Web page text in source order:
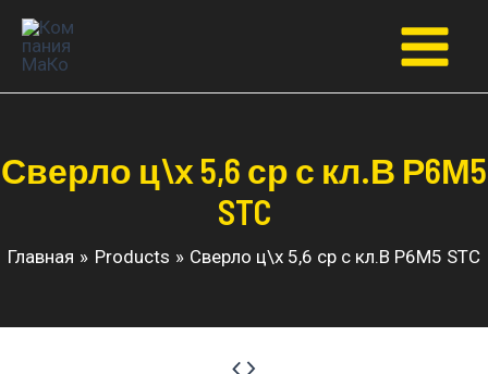
Перейти
содержимому
Main
Сверло ц\х 5,6 ср с кл.В Р6М5
STC
Главная Products Сверло ц\х 5,6 ср с кл.В Р6М5 STC